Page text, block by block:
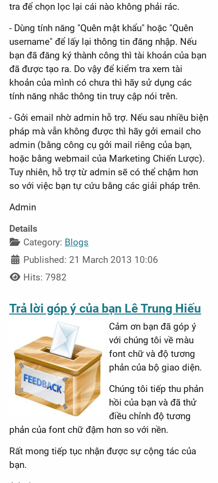
tra để chọn lọc lại cái nào không phải rác.
- Dùng tính năng "Quên mật khẩu" hoặc "Quên
username" để lấy lại thông tin đăng nhập. Nếu
bạn đã đăng ký thành công thì tài khoản của bạn
đã được tạo ra. Do vậy để kiểm tra xem tài
khoản của mình có chưa thì hãy sử dụng các
tính năng nhắc thông tin truy cập nói trên.
- Gởi email nhờ admin hỗ trợ. Nếu sau nhiều biện
pháp mà vẫn không được thì hãy gởi email cho
admin (bằng công cụ gởi mail riêng của bạn,
hoặc bằng webmail của Marketing Chiến Lược).
Tuy nhiên, hỗ trợ từ admin sẽ có thể chậm hơn
so với việc bạn tự cứu bằng các giải pháp trên.
Admin
Details
Category: Blogs
Published: 21 March 2013 10:06
Hits: 7982
Trả lời góp ý của bạn Lê Trung Hiếu
Cảm ơn bạn đã góp ý
với chúng tôi về màu
font chữ và độ tương
phản của bộ giao diện.
Chúng tôi tiếp thu phản
hồi của bạn và đã thử
điều chỉnh độ tương
phản của font chữ đậm hơn so với nền.
Rất mong tiếp tục nhận được sự cộng tác của
bạn.